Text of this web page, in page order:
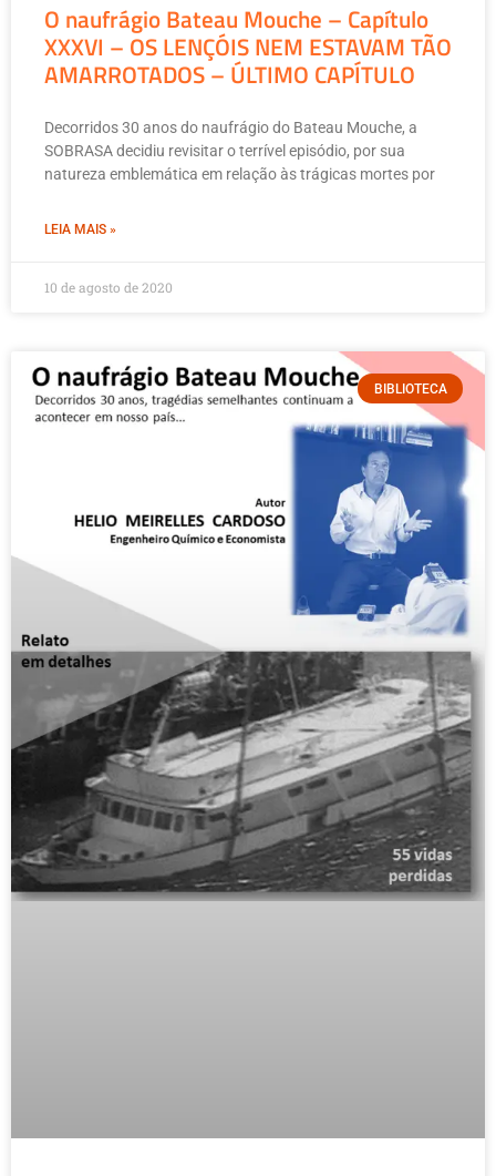
O naufrágio Bateau Mouche – Capítulo
XXXVI – OS LENÇÓIS NEM ESTAVAM TÃO
AMARROTADOS – ÚLTIMO CAPÍTULO
Decorridos 30 anos do naufrágio do Bateau Mouche, a
SOBRASA decidiu revisitar o terrível episódio, por sua
natureza emblemática em relação às trágicas mortes por
LEIA MAIS »
10 de agosto de 2020
BIBLIOTECA